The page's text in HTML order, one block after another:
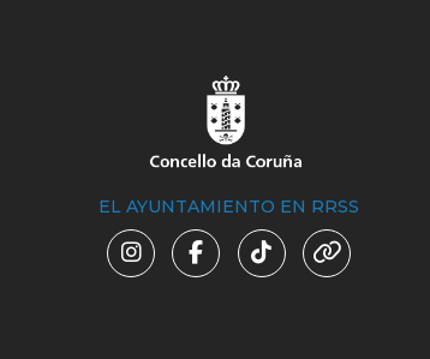
EL AYUNTAMIENTO EN RRSS